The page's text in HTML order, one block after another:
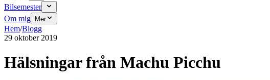
Bilsemester
Om mig
Mer
Hem/Blogg
29 oktober 2019
Hälsningar från Machu Picchu